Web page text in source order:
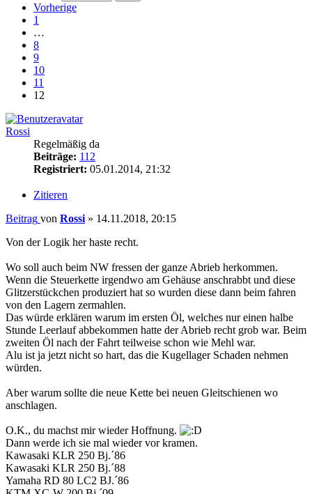
Vorherige
1
…
8
9
10
11
12
Rossi
Regelmäßig da
Beiträge: 112
Registriert: 05.01.2014, 21:32
Zitieren
Beitrag von Rossi » 14.11.2018, 20:15
Von der Logik her haste recht.
Wo soll auch beim NW fressen der ganze Abrieb herkommen.
Wenn die Steuerkette irgendwo am Gehäuse anschrabbt und diese
Glitzerstückchen produziert hat so wurden diese dann beim fahren
von den Lagern zermahlen.
Das würde erklären warum im ersten Öl, welches nur einen halbe
Stunde Leerlauf abbekommen hatte der Abrieb recht grob war. Beim
zweiten Öl nach der Fahrt teilweise schon wie Mehl war.
Alu ist ja jetzt nicht so hart, das die Kugellager Schaden nehmen
würden.
Aber warum sollte die neue Kette bei neuen Gleitschienen wo
anschlagen.
O.K., du machst mir wieder Hoffnung.
Dann werde ich sie mal wieder vor kramen.
Kawasaki KLR 250 Bj.´86
Kawasaki KLR 250 Bj.´88
Yamaha RD 80 LC2 BJ.´86